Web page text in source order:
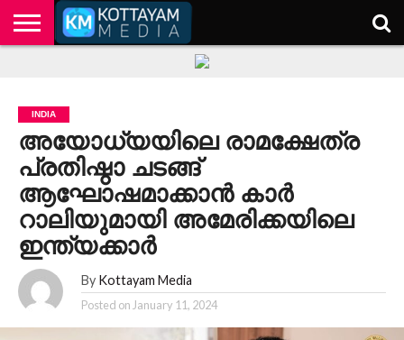
INDIA
അയോധ്യയിലെ രാമക്ഷേത്ര
പ്രതിഷ്ഠാ ചടങ്ങ്
ആഘോഷമാക്കാന്‍ കാര്‍
റാലിയുമായി അമേരിക്കയിലെ
ഇന്ത്യക്കാര്‍
By Kottayam Media
Posted on January 11, 2024